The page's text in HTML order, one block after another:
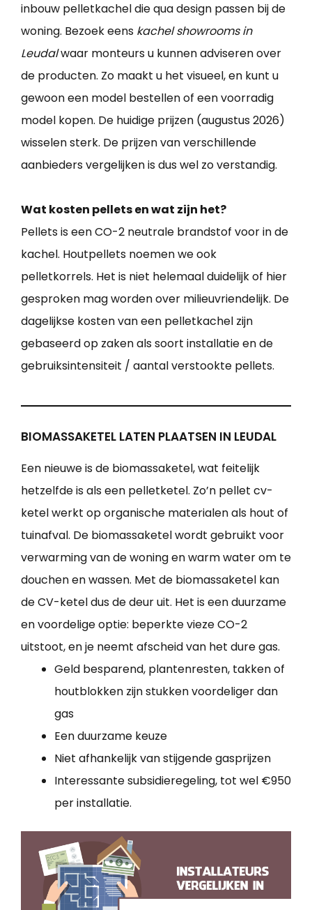
inbouw pelletkachel die qua design passen bij de
woning. Bezoek eens kachel showrooms in
Leudalwaar monteurs u kunnen adviseren over
de producten. Zo maakt u het visueel, en kunt u
gewoon een model bestellen of een voorradig
model kopen. De huidige prijzen (augustus 2026)
wisselen sterk. De prijzen van verschillende
aanbieders vergelijken is dus wel zo verstandig.
Wat kosten pellets en wat zijn het?
Pellets is een CO-2 neutrale brandstof voor in de
kachel. Houtpellets noemen we ook
pelletkorrels. Het is niet helemaal duidelijk of hier
gesproken mag worden over milieuvriendelijk. De
dagelijkse kosten van een pelletkachel zijn
gebaseerd op zaken als soort installatie en de
gebruiksintensiteit / aantal verstookte pellets.
BIOMASSAKETEL LATEN PLAATSEN IN LEUDAL
Een nieuwe is de biomassaketel, wat feitelijk
hetzelfde is als een pelletketel. Zo’n pellet cv-
ketel werkt op organische materialen als hout of
tuinafval. De biomassaketel wordt gebruikt voor
verwarming van de woning en warm water om te
douchen en wassen. Met de biomassaketel kan
de CV-ketel dus de deur uit. Het is een duurzame
en voordelige optie: beperkte vieze CO-2
uitstoot, en je neemt afscheid van het dure gas.
Geld besparend, plantenresten, takken of
houtblokken zijn stukken voordeliger dan
gas
Een duurzame keuze
Niet afhankelijk van stijgende gasprijzen
Interessante subsidieregeling, tot wel €950
per installatie.